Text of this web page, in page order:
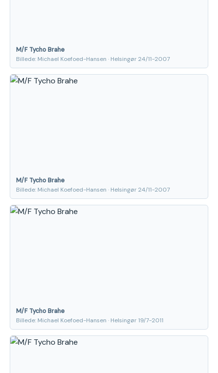
M/F Tycho Brahe
Billede: Michael Koefoed-Hansen · Helsingør 24/11-2007
M/F Tycho Brahe
Billede: Michael Koefoed-Hansen · Helsingør 24/11-2007
M/F Tycho Brahe
Billede: Michael Koefoed-Hansen · Helsingør 19/7-2011